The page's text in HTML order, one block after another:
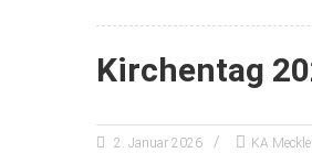
Kirchentag
2. Januar 2026 KA